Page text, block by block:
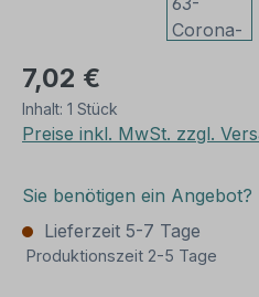
7,02 €
Inhalt: 1 Stück
Preise inkl. MwSt. zzgl.
Sie benötigen ein Angebot?
Lieferzeit 5-7 Tage
Produktionszeit 2-5 Tage